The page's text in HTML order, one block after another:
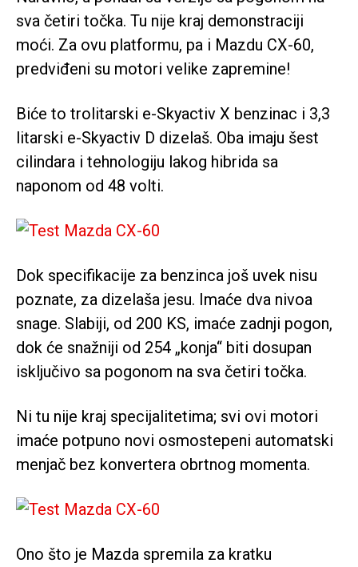
sva četiri točka. Tu nije kraj demonstraciji
moći. Za ovu platformu, pa i Mazdu CX-60,
predviđeni su motori velike zapremine!
Biće to trolitarski e-Skyactiv X benzinac i 3,3
litarski e-Skyactiv D dizelaš. Oba imaju šest
cilindara i tehnologiju lakog hibrida sa
naponom od 48 volti.
Dok specifikacije za benzinca još uvek nisu
poznate, za dizelaša jesu. Imaće dva nivoa
snage. Slabiji, od 200 KS, imaće zadnji pogon,
dok će snažniji od 254 „konja“ biti dosupan
isključivo sa pogonom na sva četiri točka.
Ni tu nije kraj specijalitetima; svi ovi motori
imaće potpuno novi osmostepeni automatski
menjač bez konvertera obrtnog momenta.
Ono što je Mazda spremila za kratku